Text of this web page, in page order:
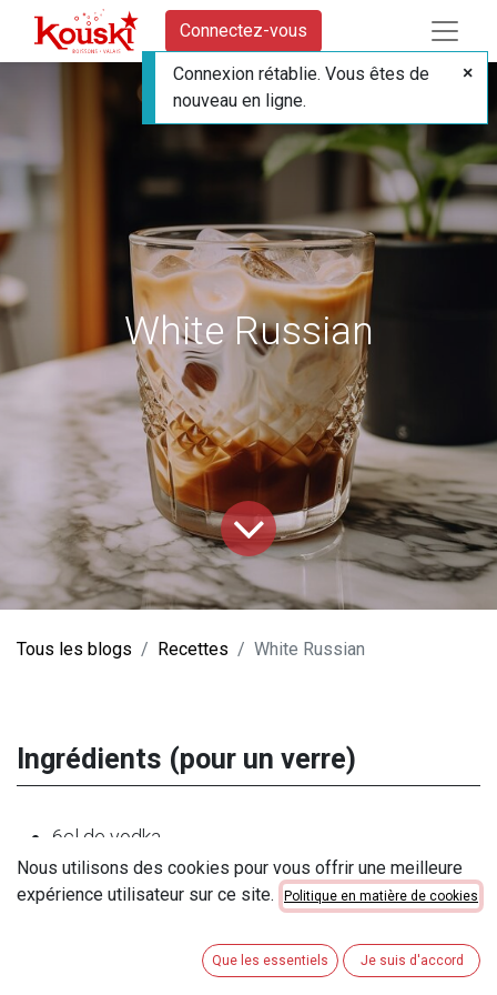
Connectez-vous
White Russian
Tous les blogs Recettes White Russian
Ingrédients (pour un verre)
6cl de vodka
3cl de Kahlùa (ou une autre liqueur de café)
3cl de crème (ou de lait)
Nous utilisons des cookies pour vous offrir une meilleure
expérience utilisateur sur ce site.
Politique en matière de cookies
Que les essentiels Je suis d'accord
Connexion rétablie. Vous êtes de
nouveau en ligne.